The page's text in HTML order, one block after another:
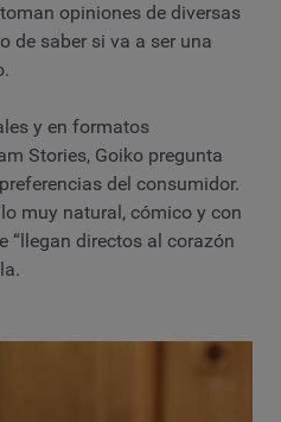
opiniones de diversas
de saber si va a ser una
y en formatos
Stories, Goiko pregunta
del consumidor.
muy natural, cómico y con
“llegan directos al corazón